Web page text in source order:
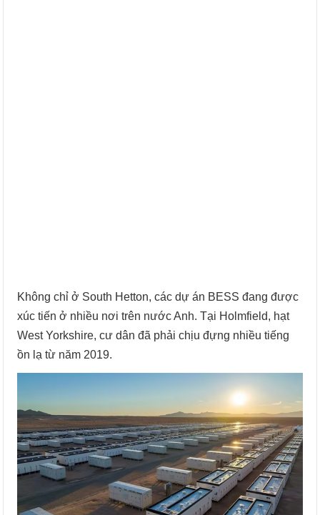
Không chỉ ở South Hetton, các dự án BESS đang được
xúc tiến ở nhiều nơi trên nước Anh. Tại Holmfield, hạt
West Yorkshire, cư dân đã phải chịu đựng nhiều tiếng
ồn lạ từ năm 2019.